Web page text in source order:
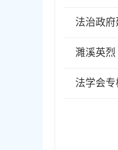
法治政府
濉溪英烈
法学会专